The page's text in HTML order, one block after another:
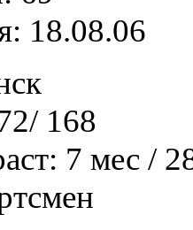
18.08.06
168
7 мес /